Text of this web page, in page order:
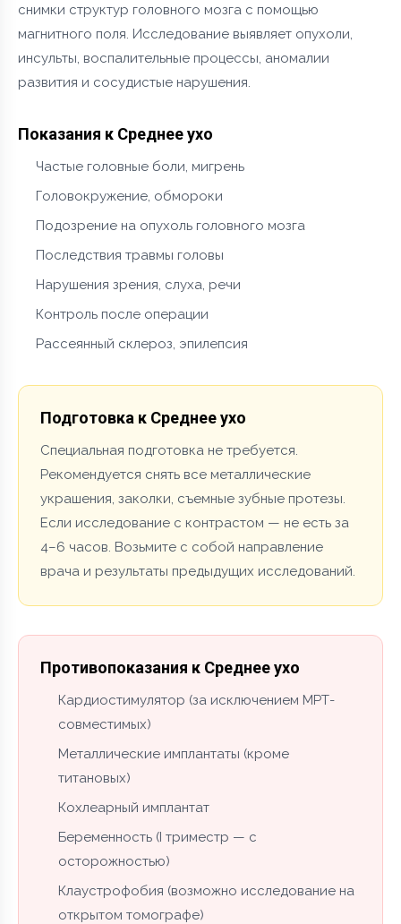
снимки структур головного мозга с помощью
магнитного поля. Исследование выявляет опухоли,
инсульты, воспалительные процессы, аномалии
развития и сосудистые нарушения.
Показания к Среднее ухо
Частые головные боли, мигрень
Головокружение, обмороки
Подозрение на опухоль головного мозга
Последствия травмы головы
Нарушения зрения, слуха, речи
Контроль после операции
Рассеянный склероз, эпилепсия
Подготовка к Среднее ухо
Специальная подготовка не требуется.
Рекомендуется снять все металлические
украшения, заколки, съемные зубные протезы.
Если исследование с контрастом — не есть за
4–6 часов. Возьмите с собой направление
врача и результаты предыдущих исследований.
Противопоказания к Среднее ухо
Кардиостимулятор (за исключением МРТ-
совместимых)
Металлические имплантаты (кроме
титановых)
Кохлеарный имплантат
Беременность (I триместр — с
осторожностью)
Клаустрофобия (возможно исследование на
открытом томографе)